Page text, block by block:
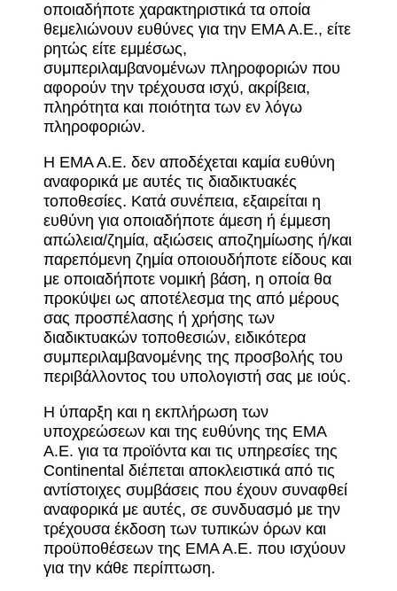
οποιαδήποτε χαρακτηριστικά τα οποία
θεμελιώνουν ευθύνες για την ΕΜΑ Α.Ε., είτε
ρητώς είτε εμμέσως,
συμπεριλαμβανομένων πληροφοριών που
αφορούν την τρέχουσα ισχύ, ακρίβεια,
πληρότητα και ποιότητα των εν λόγω
πληροφοριών.
Η ΕΜΑ Α.Ε. δεν αποδέχεται καμία ευθύνη
αναφορικά με αυτές τις διαδικτυακές
τοποθεσίες. Κατά συνέπεια, εξαιρείται η
ευθύνη για οποιαδήποτε άμεση ή έμμεση
απώλεια/ζημία, αξιώσεις αποζημίωσης ή/και
παρεπόμενη ζημία οποιουδήποτε είδους και
με οποιαδήποτε νομική βάση, η οποία θα
προκύψει ως αποτέλεσμα της από μέρους
σας προσπέλασης ή χρήσης των
διαδικτυακών τοποθεσιών, ειδικότερα
συμπεριλαμβανομένης της προσβολής του
περιβάλλοντος του υπολογιστή σας με ιούς.
Η ύπαρξη και η εκπλήρωση των
υποχρεώσεων και της ευθύνης της ΕΜΑ
Α.Ε. για τα προϊόντα και τις υπηρεσίες της
Continental διέπεται αποκλειστικά από τις
αντίστοιχες συμβάσεις που έχουν συναφθεί
αναφορικά με αυτές, σε συνδυασμό με την
τρέχουσα έκδοση των τυπικών όρων και
προϋποθέσεων της ΕΜΑ Α.Ε. που ισχύουν
για την κάθε περίπτωση.